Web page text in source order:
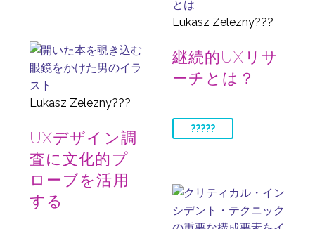
Lukasz Zelezny???
継続的UXリサ
ーチとは？
?????
Lukasz Zelezny???
UXデザイン調
査に文化的プ
ローブを活用
する